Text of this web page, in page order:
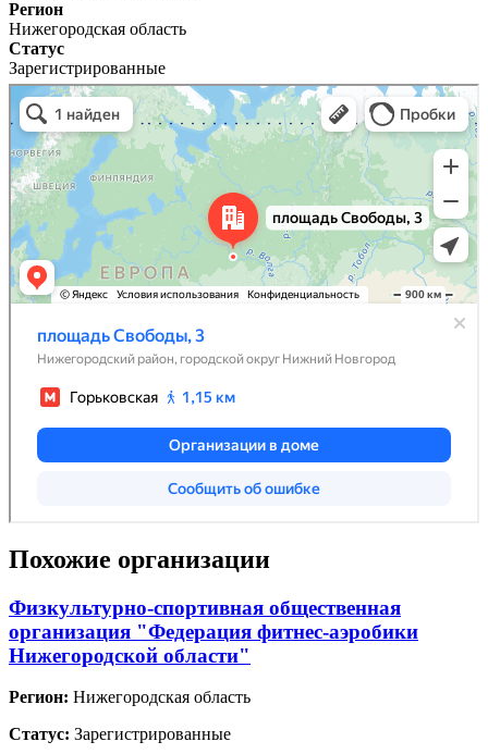
Регион
Нижегородская область
Статус
Зарегистрированные
Похожие организации
Физкультурно-спортивная общественная
организация "Федерация фитнес-аэробики
Нижегородской области"
Регион: Нижегородская область
Статус: Зарегистрированные